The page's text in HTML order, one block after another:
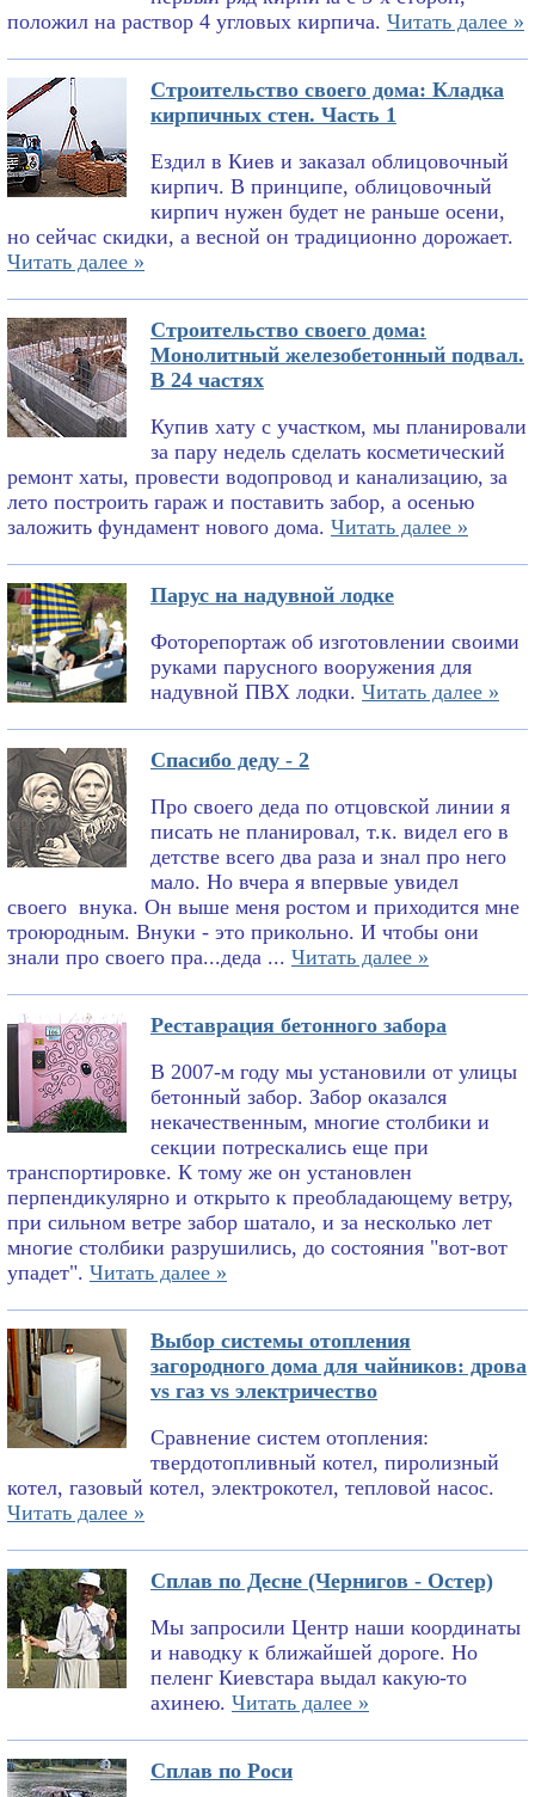
положил на раствор 4 угловых кирпича. Читать далее »
Строительство своего дома: Кладка
кирпичных стен. Часть 1
Ездил в Киев и заказал облицовочный
кирпич. В принципе, облицовочный
кирпич нужен будет не раньше осени,
но сейчас скидки, а весной он традиционно дорожает.
Читать далее »
Строительство своего дома:
Монолитный железобетонный подвал.
В 24 частях
Купив хату с участком, мы планировали
за пару недель сделать косметический
ремонт хаты, провести водопровод и канализацию, за
лето построить гараж и поставить забор, а осенью
заложить фундамент нового дома. Читать далее »
Парус на надувной лодке
Фоторепортаж об изготовлении своими
руками парусного вооружения для
надувной ПВХ лодки. Читать далее »
Спасибо деду - 2
Про своего деда по отцовской линии я
писать не планировал, т.к. видел его в
детстве всего два раза и знал про него
мало. Но вчера я впервые увидел
своего внука. Он выше меня ростом и приходится мне
троюродным. Внуки - это прикольно. И чтобы они
знали про своего пра...деда ... Читать далее »
Реставрация бетонного забора
В 2007-м году мы установили от улицы
бетонный забор. Забор оказался
некачественным, многие столбики и
секции потрескались еще при
транспортировке. К тому же он установлен
перпендикулярно и открыто к преобладающему ветру,
при сильном ветре забор шатало, и за несколько лет
многие столбики разрушились, до состояния "вот-вот
упадет". Читать далее »
Выбор системы отопления
загородного дома для чайников: дрова
vs газ vs электричество
Сравнение систем отопления:
твердотопливный котел, пиролизный
котел, газовый котел, электрокотел, тепловой насос.
Читать далее »
Сплав по Десне (Чернигов - Остер)
Мы запросили Центр наши координаты
и наводку к ближайшей дороге. Но
пеленг Киевстара выдал какую-то
ахинею. Читать далее »
Сплав по Роси